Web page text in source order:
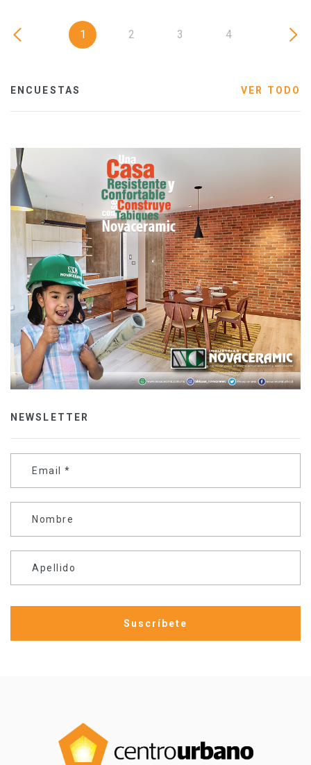
1 2 3 4
ENCUESTAS VER TODO
NEWSLETTER
Email *
Nombre
Apellido